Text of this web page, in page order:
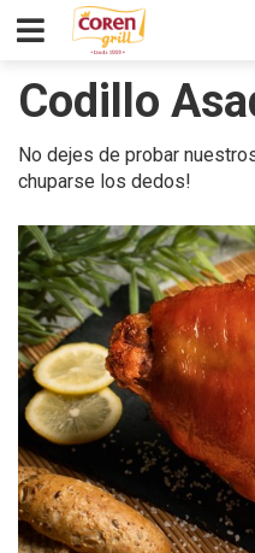
Codillo
No dejes de probar
chuparse los dedos!